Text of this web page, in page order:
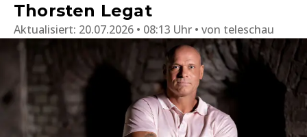
Thorsten Legat
Aktualisiert: 20.07.2026 • 08:13 Uhr von teleschau